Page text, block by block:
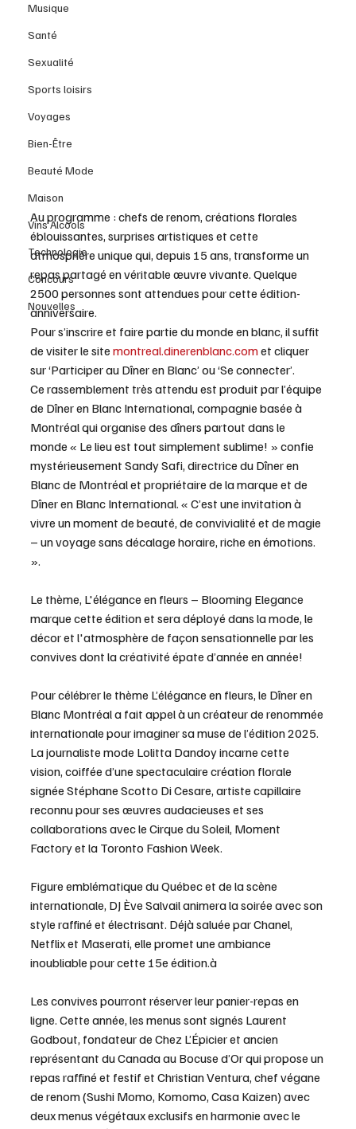
Musique
Santé
Sexualité
Sports loisirs
Voyages
Bien-Être
Beauté Mode
Maison
Vins Alcools
Technologie
Concours
Nouvelles
Au programme : chefs de renom, créations florales
éblouissantes, surprises artistiques et cette
atmosphère unique qui, depuis 15 ans, transforme un
repas partagé en véritable œuvre vivante. Quelque
2500 personnes sont attendues pour cette édition-
anniversaire.
Pour s’inscrire et faire partie du monde en blanc, il suffit
de visiter le site montreal.dinerenblanc.com et cliquer
sur ‘Participer au Dîner en Blanc’ ou ‘Se connecter’.
Ce rassemblement très attendu est produit par l’équipe
de Dîner en Blanc International, compagnie basée à
Montréal qui organise des dîners partout dans le
monde « Le lieu est tout simplement sublime! » confie
mystérieusement Sandy Safi, directrice du Dîner en
Blanc de Montréal et propriétaire de la marque et de
Dîner en Blanc International. « C’est une invitation à
vivre un moment de beauté, de convivialité et de magie
– un voyage sans décalage horaire, riche en émotions.
».
Le thème, L'élégance en fleurs – Blooming Elegance
marque cette édition et sera déployé dans la mode, le
décor et l'atmosphère de façon sensationnelle par les
convives dont la créativité épate d’année en année!
Pour célébrer le thème L’élégance en fleurs, le Dîner en
Blanc Montréal a fait appel à un créateur de renommée
internationale pour imaginer sa muse de l’édition 2025.
La journaliste mode Lolitta Dandoy incarne cette
vision, coiffée d’une spectaculaire création florale
signée Stéphane Scotto Di Cesare, artiste capillaire
reconnu pour ses œuvres audacieuses et ses
collaborations avec le Cirque du Soleil, Moment
Factory et la Toronto Fashion Week.
Figure emblématique du Québec et de la scène
internationale, DJ Ève Salvail animera la soirée avec son
style raffiné et électrisant. Déjà saluée par Chanel,
Netflix et Maserati, elle promet une ambiance
inoubliable pour cette 15e édition.à
Les convives pourront réserver leur panier-repas en
ligne. Cette année, les menus sont signés Laurent
Godbout, fondateur de Chez L’Épicier et ancien
représentant du Canada au Bocuse d’Or qui propose un
repas raffiné et festif et Christian Ventura, chef végane
de renom (Sushi Momo, Komomo, Casa Kaizen) avec
deux menus végétaux exclusifs en harmonie avec le